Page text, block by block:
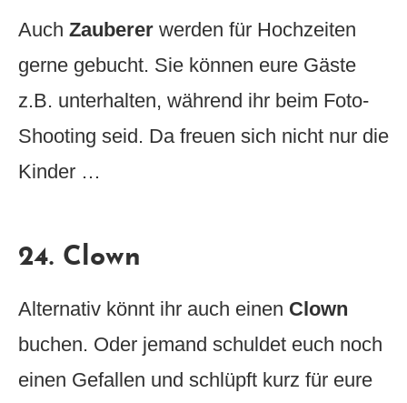
Auch Zauberer werden für Hochzeiten
gerne gebucht. Sie können eure Gäste
z.B. unterhalten, während ihr beim Foto-
Shooting seid. Da freuen sich nicht nur die
Kinder …
24. Clown
Alternativ könnt ihr auch einen Clown
buchen. Oder jemand schuldet euch noch
einen Gefallen und schlüpft kurz für eure